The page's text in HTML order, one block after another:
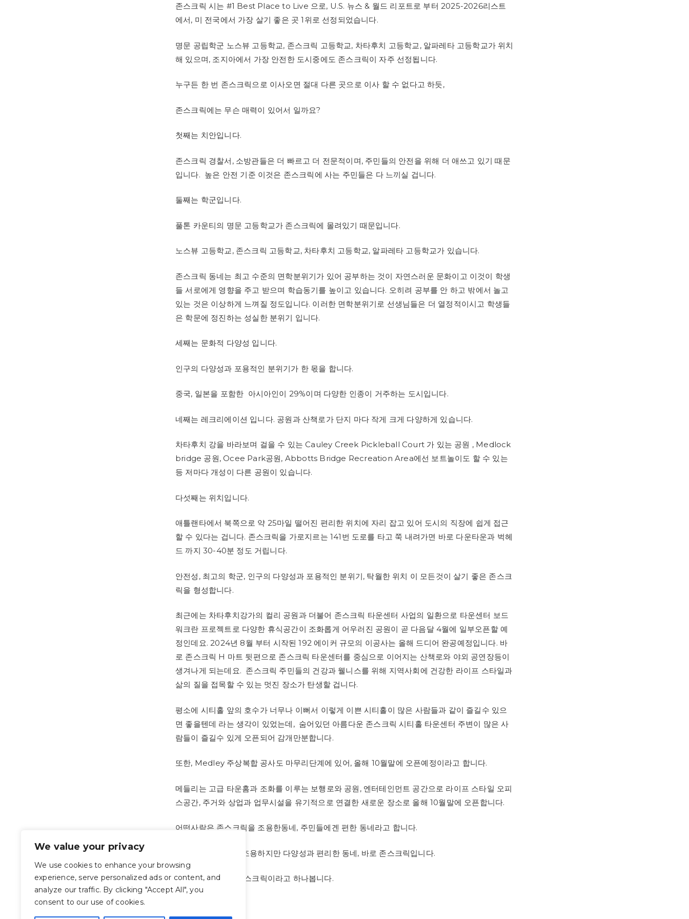
We value your privacy
We use cookies to enhance your browsing
experience, serve personalized ads or content, and
analyze our traffic. By clicking "Accept All", you
consent to our use of cookies.
존스크릭 시는 #1 Best Place to Live 으로, U.S. 뉴스 & 월드 리포트로 부터 2025-2026리스트
에서, 미 전국에서 가장 살기 좋은 곳 1위로 선정되었습니다.
명문 공립학군 노스뷰 고등학교, 존스크릭 고등학교, 차타후치 고등학교, 알파레타 고등학교가 위치
해 있으며, 조지아에서 가장 안전한 도시중에도 존스크릭이 자주 선정됩니다.
누구든 한 번 존스크릭으로 이사오면 절대 다른 곳으로 이사 할 수 없다고 하듯,
존스크릭에는 무슨 매력이 있어서 일까요?
첫째는 치안입니다.
존스크릭 경찰서, 소방관들은 더 빠르고 더 전문적이며, 주민들의 안전을 위해 더 애쓰고 있기 때문
입니다. 높은 안전 기준 이것은 존스크릭에 사는 주민들은 다 느끼실 겁니다.
둘째는 학군입니다.
풀톤 카운티의 명문 고등학교가 존스크릭에 몰려있기 때문입니다.
노스뷰 고등학교, 존스크릭 고등학교, 차타후치 고등학교, 알파레타 고등학교가 있습니다.
존스크릭 동네는 최고 수준의 면학분위기가 있어 공부하는 것이 자연스러운 문화이고 이것이 학생
들 서로에게 영향을 주고 받으며 학습동기를 높이고 있습니다. 오히려 공부를 안 하고 밖에서 놀고
있는 것은 이상하게 느껴질 정도입니다. 이러한 면학분위기로 선생님들은 더 열정적이시고 학생들
은 학문에 정진하는 성실한 분위기 입니다.
세째는 문화적 다양성 입니다.
인구의 다양성과 포용적인 분위기가 한 몫을 합니다.
중국, 일본을 포함한 아시아인이 29%이며 다양한 인종이 거주하는 도시입니다.
네째는 레크리에이션 입니다. 공원과 산책로가 단지 마다 작게 크게 다양하게 있습니다.
차타후치 강을 바라보며 걸을 수 있는 Cauley Creek Pickleball Court 가 있는 공원 , Medlock
bridge 공원, Ocee Park공원, Abbotts Bridge Recreation Area에선 보트놀이도 할 수 있는
등 저마다 개성이 다른 공원이 있습니다.
다섯째는 위치입니다.
애틀랜타에서 북쪽으로 약 25마일 떨어진 편리한 위치에 자리 잡고 있어 도시의 직장에 쉽게 접근
할 수 있다는 겁니다. 존스크릭을 가로지르는 141번 도로를 타고 쭉 내려가면 바로 다운타운과 벅헤
드 까지 30-40분 정도 거립니다.
안전성, 최고의 학군, 인구의 다양성과 포용적인 분위기, 탁월한 위치 이 모든것이 살기 좋은 존스크
릭을 형성합니다.
최근에는 차타후치강가의 컬리 공원과 더불어 존스크릭 타운센터 사업의 일환으로 타운센터 보드
워크란 프로젝트로 다양한 휴식공간이 조화롭게 어우러진 공원이 곧 다음달 4월에 일부오픈할 예
정인데요. 2024년 8월 부터 시작된 192 에이커 규모의 이공사는 올해 드디어 완공예정입니다. 바
로 존스크릭 H 마트 뒷편으로 존스크릭 타운센터를 중심으로 이어지는 산책로와 야외 공연장등이
생겨나게 되는데요. 존스크릭 주민들의 건강과 웰니스를 위해 지역사회에 건강한 라이프 스타일과
삶의 질을 접목할 수 있는 멋진 장소가 탄생할 겁니다.
평소에 시티홀 앞의 호수가 너무나 이뻐서 이렇게 이쁜 시티홀이 많은 사람들과 같이 즐길수 있으
면 좋을텐데 라는 생각이 있었는데, 숨어있던 아름다운 존스크릭 시티홀 타운센터 주변이 많은 사
람들이 즐길수 있게 오픈되어 감개만분합니다.
또한, Medley 주상복합 공사도 마무리단계에 있어, 올해 10월말에 오픈예정이라고 합니다.
메들리는 고급 타운홈과 조화를 이루는 보행로와 공원, 엔터테인먼트 공간으로 라이프 스타일 오피
스공간, 주거와 상업과 업무시설을 유기적으로 연결한 새로운 장소로 올해 10월말에 오픈합니다.
어떤사람은 존스크릭을 조용한동네, 주민들에겐 편한 동네라고 합니다.
차분하고 안전하고 조용하지만 다양성과 편리한 동네, 바로 존스크릭입니다.
그래서 살기 좋은 존스크릭이라고 하나봅니다.